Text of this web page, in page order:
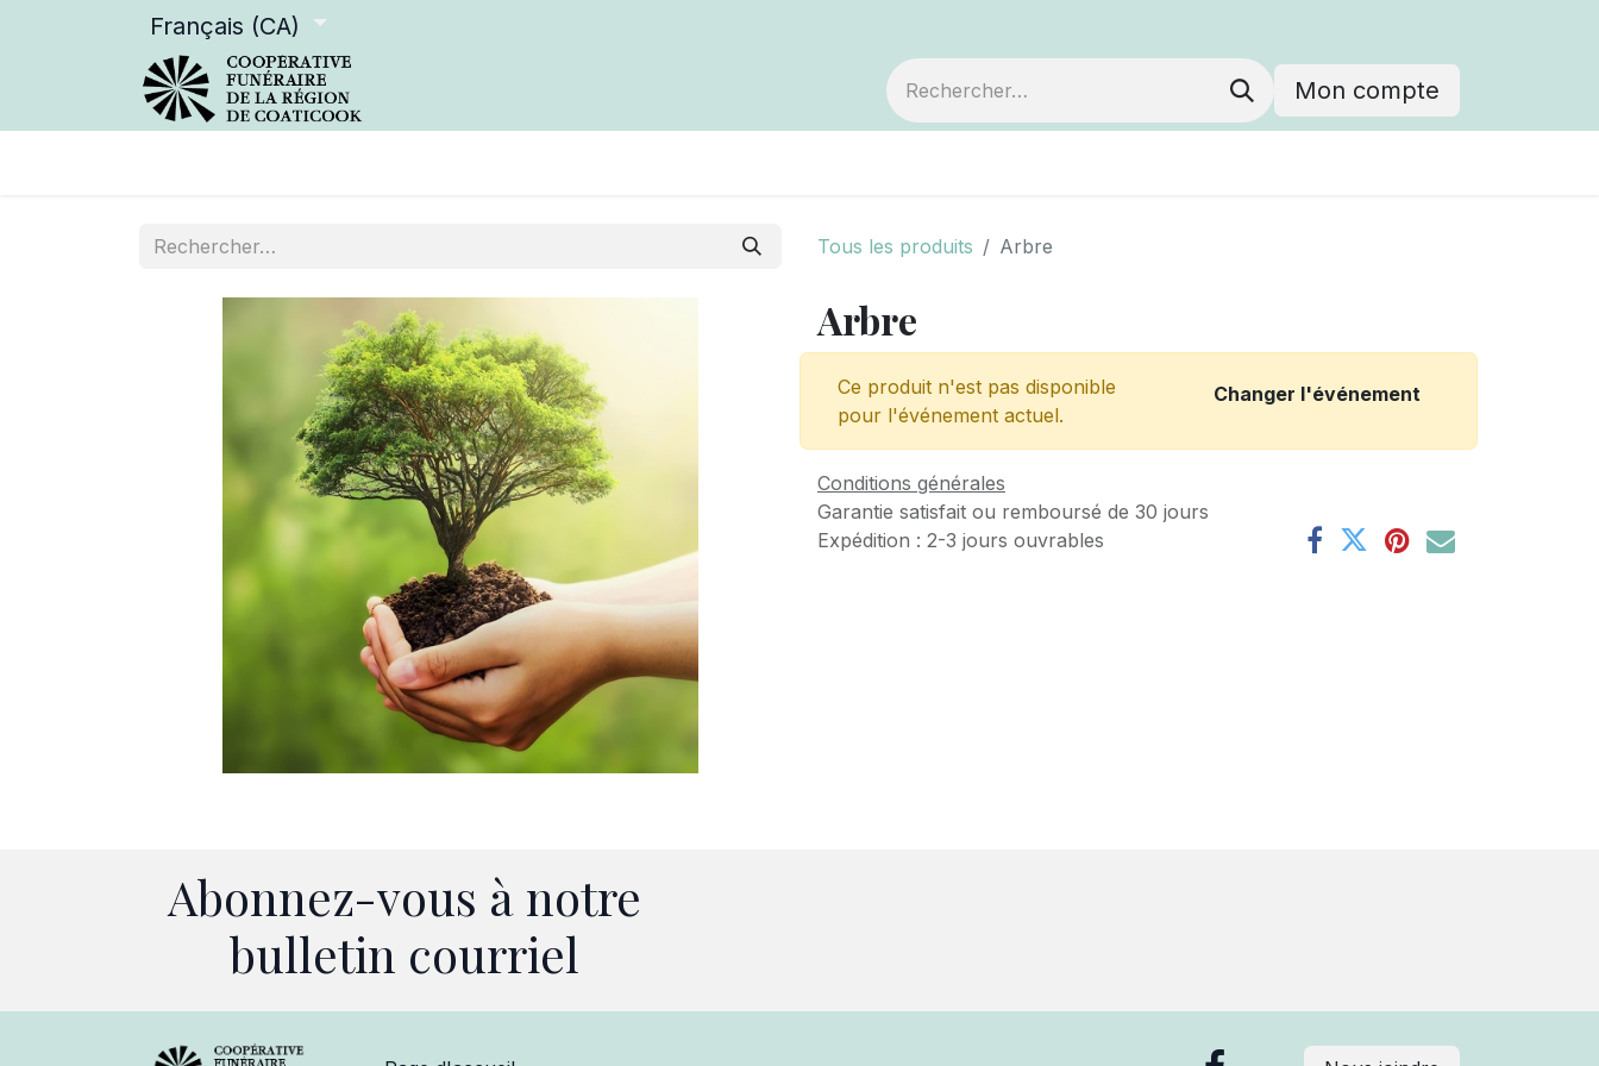
Français (CA)
Mon compte
Tous les produits Arbre
Arbre
Ce produit n'est pas disponible
pour l'événement actuel.
Changer l'événement
Conditions générales
Garantie satisfait ou remboursé de 30 jours
Expédition : 2-3 jours ouvrables
Abonnez-vous à notre
bulletin courriel